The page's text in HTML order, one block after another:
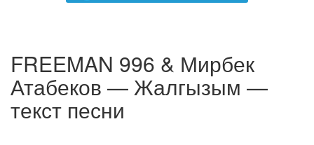
FREEMAN 996 & Мирбек
Атабеков — Жалгызым —
текст песни